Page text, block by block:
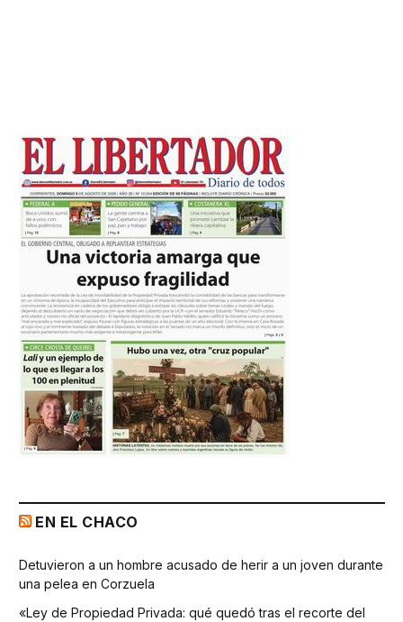
EN EL CHACO
Detuvieron a un hombre acusado de herir a un joven durante
una pelea en Corzuela
«Ley de Propiedad Privada: qué quedó tras el recorte del